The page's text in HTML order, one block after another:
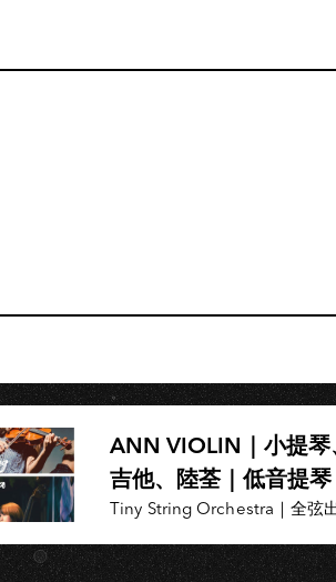
ANN VIOLIN｜小提琴
吉他、陸荃｜低音提琴
Tiny String Orchestra｜全弦